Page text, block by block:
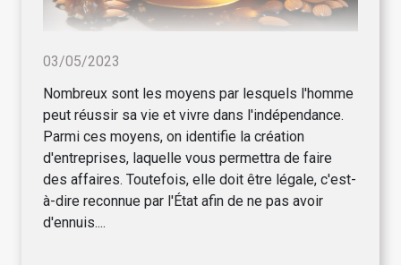
03/05/2023
Nombreux sont les moyens par lesquels l'homme
peut réussir sa vie et vivre dans l'indépendance.
Parmi ces moyens, on identifie la création
d'entreprises, laquelle vous permettra de faire
des affaires. Toutefois, elle doit être légale, c'est-
à-dire reconnue par l'État afin de ne pas avoir
d'ennuis....